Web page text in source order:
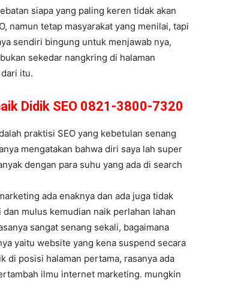
siapa yang paling keren tidak akan
namun tetap masyarakat yang menilai, tapi
sendiri bingung untuk menjawab nya,
sekedar nangkring di halaman
itu.
Didik SEO 0821-3800-7320
praktisi SEO yang kebetulan senang
mengatakan bahwa diri saya lah super
dengan para suhu yang ada di search
ada enaknya dan ada juga tidak
mulus kemudian naik perlahan lahan
sangat senang sekali, bagaimana
yaitu website yang kena suspend secara
di posisi halaman pertama, rasanya ada
ilmu internet marketing. mungkin